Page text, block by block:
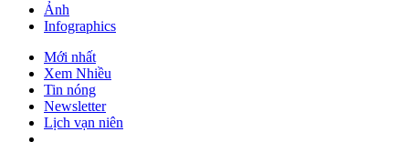
Ảnh
Infographics
Mới nhất
Xem Nhiều
Tin nóng
Newsletter
Lịch vạn niên